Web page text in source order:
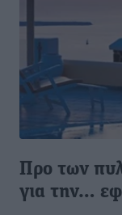
Προ των
για την…